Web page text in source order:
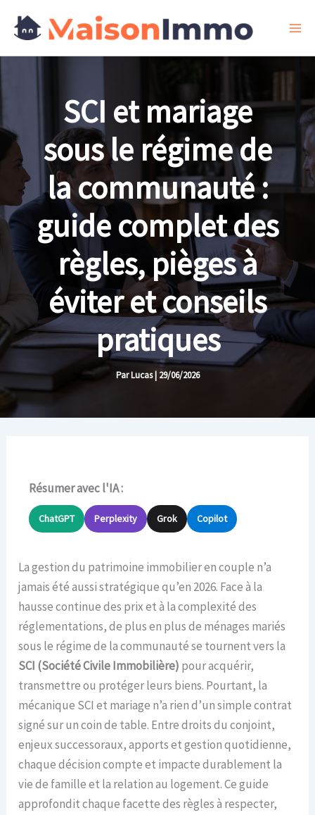
SCI et mariage
sous le régime de
la communauté :
guide complet des
règles, pièges à
éviter et conseils
pratiques
ParLucas| 29/06/2026
Résumer avec l'IA :
ChatGPT Perplexity Grok Copilot
La gestion du patrimoine immobilier en couple n’a
jamais été aussi stratégique qu’en 2026. Face à la
hausse continue des prix et à la complexité des
réglementations, de plus en plus de ménages mariés
sous le régime de la communauté se tournent vers la
SCI (Société Civile Immobilière) pour acquérir,
transmettre ou protéger leurs biens. Pourtant, la
mécanique SCI et mariage n’a rien d’un simple contrat
signé sur un coin de table. Entre droits du conjoint,
enjeux successoraux, apports et gestion quotidienne,
chaque décision compte et impacte durablement la
vie de famille et la relation au logement. Ce guide
approfondit chaque facette des règles à respecter,